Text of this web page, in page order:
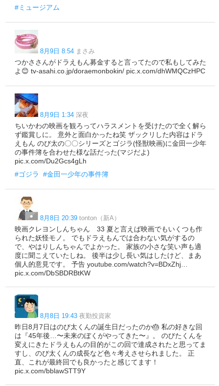
#ミュージアム
8月9日 8:54 まさみ
つかささんがドラえもん募金すると言ってたので私もしてみた
よ😊 tv-asahi.co.jp/doraemonbokin/ pic.x.com/dhWMQCzHPC
8月9日 1:34 深夜
ちいかわの映画を観ろってハラスメントを受けたので全く解ら
ず鑑賞しに。 意外と面白かったね笑 ザックリした内容はドラ
えもん のび太の〇〇シリーズとゴジラ(怪獣映画)に金田一少年
の事件簿を合わせた様な話だった(マジだよ)
pic.x.com/Du2Gcs4gLh
#ゴジラ
#金田一少年の事件簿
8月8日 20:39 tonton（新A）
映画クレヨンしんちゃん 33 夏と言えば映画でもいくつも作
られた妖怪モノ。 でもドラえもんでは合わない気がするの
で、やはりしんちゃんでよかった。 家族の小さな笑い声も適
度に聞こえていたしね。 後半は少し長い気はしたけど、まあ
個人的意見です。 予告 youtube.com/watch?v=BDxZhj…
pic.x.com/DbSBDRBtKW
8月8日 19:43 夜勤投資家
昨日8月7日はのび太くんの誕生日だったのか🎂 私の好きな回
は『45年後…〜未来のぼくがやってきた〜』。 のびたくんを
変えにきたドラえもんの目的がこの回で達成されたと思ってま
すし、のび太くんの成長など色々考えさせられました。 正
直、これが最終回でも良かったと感じてます！
pic.x.com/bblawSTT9Y